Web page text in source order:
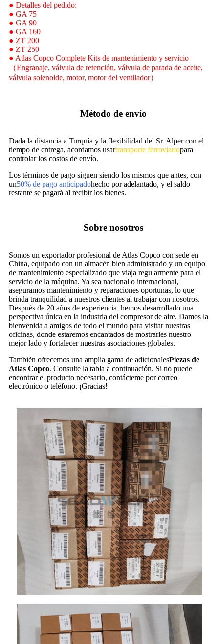
● Detalles del pedido:
● GA 75
● GA 90
● GA 160
● ZT 200
● ZT 250
● Atlas Copco Complete Kits de mantenimiento y servicio
（Engranaje, válvula de retención, válvula de parada de aceite,
válvula solenoide, motor, motor del ventilador）
Método de envío
Dada la distancia a Turquía y la flexibilidad del Sr. Alper con el
tiempo de entrega, acordamos usartransporte ferroviariopara
controlar los costos de envío.
Los términos de pago siguen siendo los mismos que antes, con
un50% de pago anticipadohecho por adelantado, y el saldo
restante se pagará al recibir los bienes.
Sobre nosotros
Somos un exportador profesional de Atlas Copco con sede en
China, equipado con un almacén bien administrado y un equipo
de mantenimiento especializado que viaja regularmente para el
servicio de la máquina. Ya sea nacional o internacional,
aseguramos mantenimiento y reparaciones oportunas, lo que
brinda tranquilidad a nuestros clientes al trabajar con nosotros.
Después de 20 años de experiencia, hemos desarrollado una
perspectiva única en la industria del compresor de aire. Damos la
bienvenida a amigos de todo el mundo para visitar nuestras
oficinas, donde estaremos encantados de mostrarles nuestro
mejor lado y fortalecer nuestras asociaciones globales.
También ofrecemos una amplia gama de adicionalesPiezas de
Atlas Copco. Consulte la tabla a continuación. Si no puede
encontrar el producto necesario, contácteme por correo
electrónico o teléfono. ¡Gracias!